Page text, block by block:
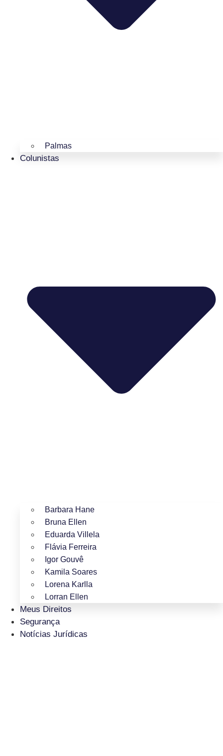
Palmas
Colunistas
Barbara Hane
Bruna Ellen
Eduarda Villela
Flávia Ferreira
Igor Gouvê
Kamila Soares
Lorena Karlla
Lorran Ellen
Meus Direitos
Segurança
Notícias Jurídicas